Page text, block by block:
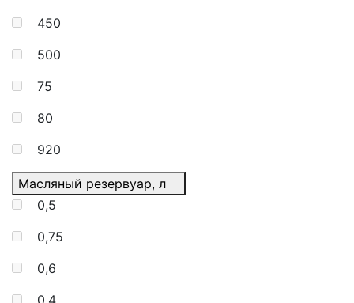
450
500
75
80
920
Масляный резервуар, л
0,5
0,75
0,6
0,4